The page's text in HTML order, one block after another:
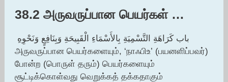
38.2 அருவருப்பான பெயர்கள் …
باب كَرَاهَةِ التَّسْمِيَةِ بِالأَسْمَاءِ الْقَبِيحَةِ وَبِنَافِعٍ وَنَحْوِهِ ‏
அருவருப்பான பெயர்களையும், ‘நாஃபிஉ’ (பயனளிப்பவர்)
போன்ற (பொருள் தரும்) பெயர்களையும்
சூட்டிக்கொள்வது வெறுக்கத் தக்கதாகும்